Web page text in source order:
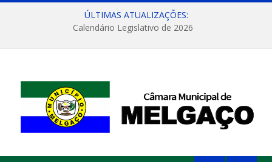
ÚLTIMAS ATUALIZAÇÕES:
Calendário Legislativo de 2026